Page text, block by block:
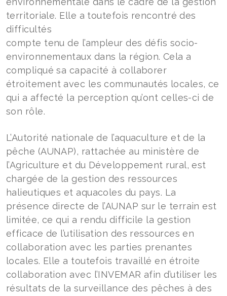
territoriale. Elle a toutefois rencontré des
difficultés
compte tenu de l’ampleur des défis socio-
environnementaux dans la région. Cela a
compliqué sa capacité à collaborer
étroitement avec les communautés locales, ce
qui a affecté la perception qu’ont celles-ci de
son rôle.
L’Autorité nationale de l’aquaculture et de la
pêche (AUNAP), rattachée au ministère de
l’Agriculture et du Développement rural, est
chargée de la gestion des ressources
halieutiques et aquacoles du pays. La
présence directe de l’AUNAP sur le terrain est
limitée, ce qui a rendu difficile la gestion
efficace de l’utilisation des ressources en
collaboration avec les parties prenantes
locales. Elle a toutefois travaillé en étroite
collaboration avec l’INVEMAR afin d’utiliser les
résultats de la surveillance des pêches à des